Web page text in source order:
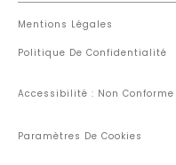
Mentions Légales
Politique De Confidentialité
Accessibilité : Non Conforme
Paramètres De Cookies